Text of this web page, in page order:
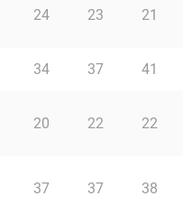
24 23 21
34 37 41
20 22 22
37 37 38